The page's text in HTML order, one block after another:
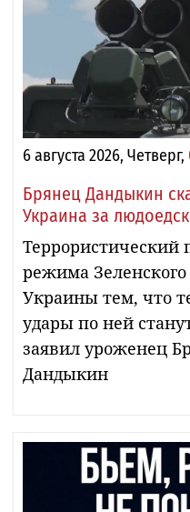
6 августа 2026, Четверг,
Брянец Дандыкин
Украина за
Террористический
режима Зеленского
Украины тем, что
удары по ней
заявил уроженец
Дандыкин